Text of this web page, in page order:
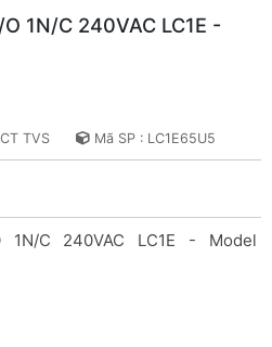
1N/C 240VAC LC1E -
TVS
Mã SP : LC1E65U5
1N/C 240VAC LC1E - Model